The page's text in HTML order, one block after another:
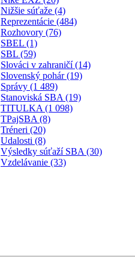
Nižšie súťaže (4)
Reprezentácie (484)
Rozhovory (76)
SBEL (1)
SBL (59)
Slováci v zahraničí (14)
Slovenský pohár (19)
Správy (1 489)
Stanoviská SBA (19)
TITULKA (1 098)
TPajSBA (8)
Tréneri (20)
Udalosti (8)
Výsledky súťaží SBA (30)
Vzdelávanie (33)